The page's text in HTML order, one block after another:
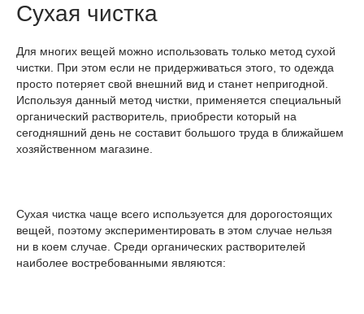
Сухая чистка
Для многих вещей можно использовать только метод сухой
чистки. При этом если не придерживаться этого, то одежда
просто потеряет свой внешний вид и станет непригодной.
Используя данный метод чистки, применяется специальный
органический растворитель, приобрести который на
сегодняшний день не составит большого труда в ближайшем
хозяйственном магазине.
Сухая чистка чаще всего используется для дорогостоящих
вещей, поэтому экспериментировать в этом случае нельзя
ни в коем случае. Среди органических растворителей
наиболее востребованными являются: